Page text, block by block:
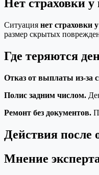
Нет страховки
Ситуация нет страховки
размер скрытых
Где теряются
Отказ от выплаты из-за
Полис задним числом.
Ремонт без документов.
Действия после
Мнение